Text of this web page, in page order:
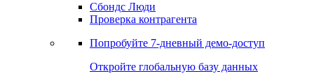
Сбондс Люди
Проверка контрагента
Попробуйте 7-дневный демо-доступ
Откройте глобальную базу данных